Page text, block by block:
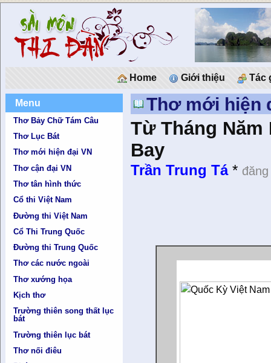
Home Giới thiệu Tác
Menu
Thơ Bảy Chữ Tám Câu
Thơ Lục Bát
Thơ mới hiện đại VN
Thơ cận đại VN
Thơ tân hình thức
Cổ thi Việt Nam
Đường thi Việt Nam
Cổ Thi Trung Quốc
Đường thi Trung Quốc
Thơ các nước ngoài
Thơ xướng họa
Kịch thơ
Trường thiên song thất lục
bát
Trường thiên lục bát
Thơ nối điêu
Thơ mới hiện
Từ Tháng Năm
Bay
Trần Trung Tá*